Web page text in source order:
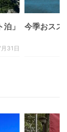
」
31日
今季おスス